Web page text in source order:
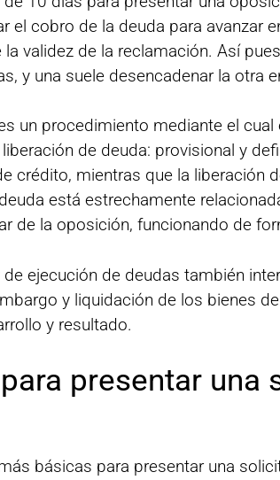
el cobro de la deuda para avanzar
validez de la reclamación. Así
y una suele desencadenar la otra
un procedimiento mediante el
de deuda: provisional y
crédito, mientras que la liberación
está estrechamente
de la oposición, funcionando de
ejecución de deudas también
y liquidación de los bienes
y resultado.
presentar
básicas para presentar una